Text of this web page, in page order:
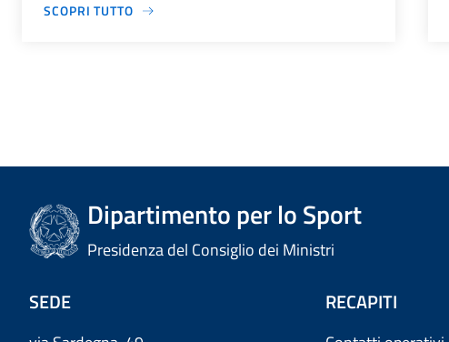
SCOPRI TUTTO
Dipartimento per lo Sport
Presidenza del Consiglio dei Ministri
SEDE RECAPITI